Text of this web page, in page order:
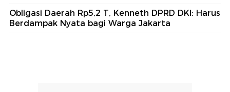
Obligasi Daerah Rp5,2 T, Kenneth DPRD DKI: Harus
Berdampak Nyata bagi Warga Jakarta